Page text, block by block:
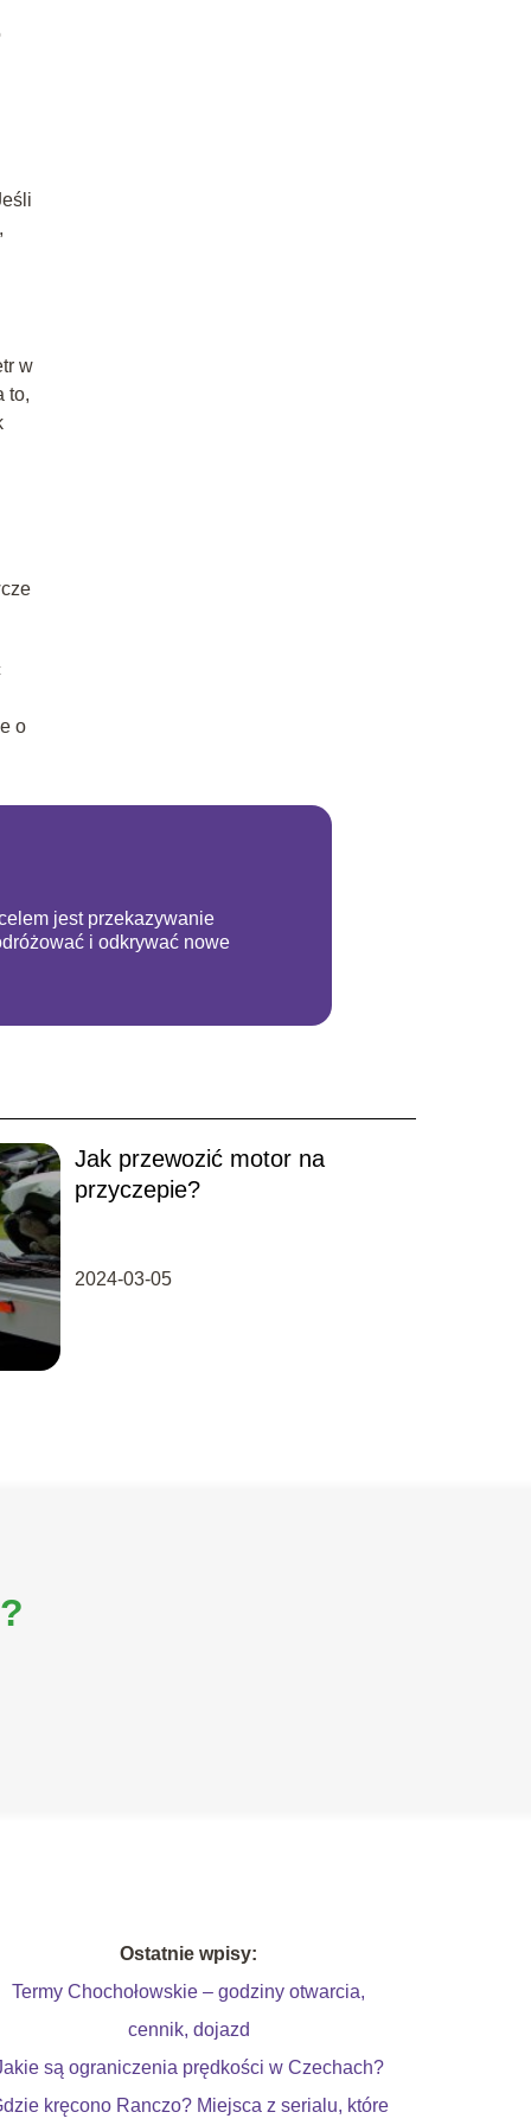
w
to,
o
jest przekazywanie
i odkrywać nowe
Jak przewozić motor na
przyczepie?
2024-03-05
Ostatnie wpisy:
Termy Chochołowskie – godziny otwarcia,
cennik, dojazd
są ograniczenia prędkości w Czechach?
kręcono Ranczo? Miejsca z serialu, które